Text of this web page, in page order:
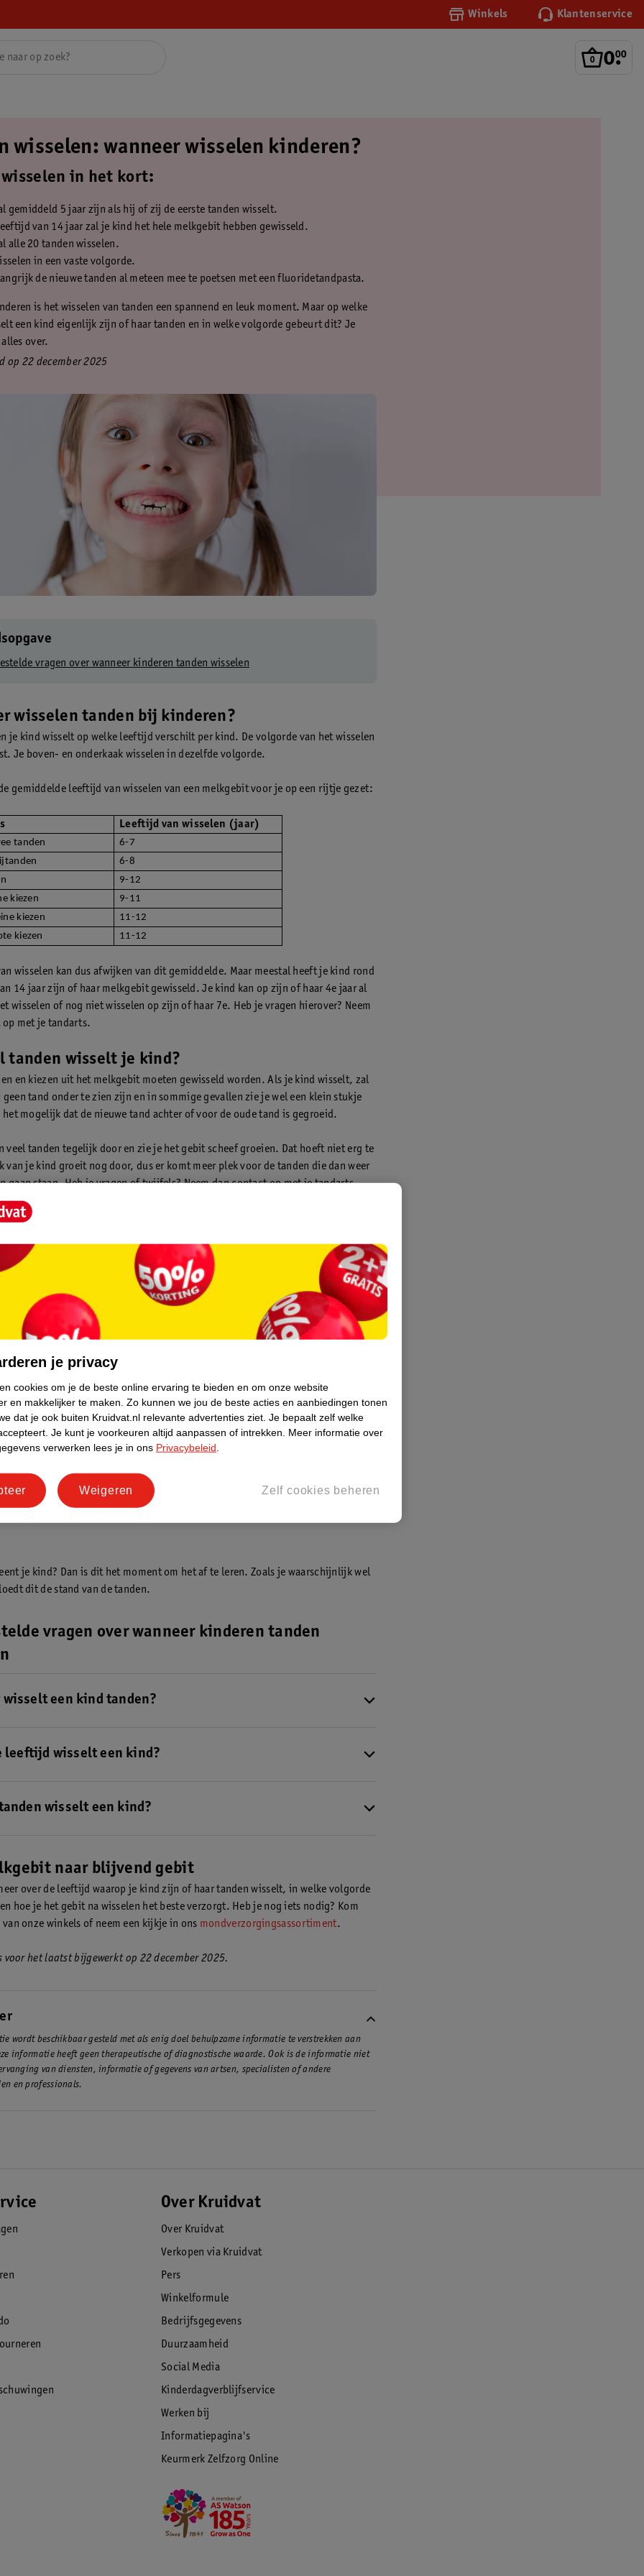
Winkels Klantenservice
0.
00
wisselen: wanneer wisselen kinderen?
wisselen in het kort:
gemiddeld 5 jaar zijn als hij of zij de eerste tanden wisselt.
van 14 jaar zal je kind het hele melkgebit hebben gewisseld.
alle 20 tanden wisselen.
in een vaste volgorde.
de nieuwe tanden al meteen mee te poetsen met een fluoridetandpasta.
is het wisselen van tanden een spannend en leuk moment. Maar op welke
een kind eigenlijk zijn of haar tanden en in welke volgorde gebeurt dit? Je
over.
op 22 december 2025
vragen over wanneer kinderen tanden wisselen
wisselen tanden bij kinderen?
je kind wisselt op welke leeftijd verschilt per kind. De volgorde van het wisselen
Je boven- en onderkaak wisselen in dezelfde volgorde.
gemiddelde leeftijd van wisselen van een melkgebit voor je op een rijtje gezet:
Leeftijd van wisselen (jaar)
tanden
6-7
6-8
9-12
kiezen
9-11
kiezen
11-12
kiezen
11-12
wisselen kan dus afwijken van dit gemiddelde. Maar meestal heeft je kind rond
14 jaar zijn of haar melkgebit gewisseld. Je kind kan op zijn of haar 4e jaar al
wisselen of nog niet wisselen op zijn of haar 7e. Heb je vragen hierover? Neem
op met je tandarts.
tanden wisselt je kind?
en kiezen uit het melkgebit moeten gewisseld worden. Als je kind wisselt, zal
geen tand onder te zien zijn en in sommige gevallen zie je wel een klein stukje
het mogelijk dat de nieuwe tand achter of voor de oude tand is gegroeid.
veel tanden tegelijk door en zie je het gebit scheef groeien. Dat hoeft niet erg te
van je kind groeit nog door, dus er komt meer plek voor de tanden die dan weer
gaan staan. Heb je vragen of twijfels? Neem dan contact op met je tandarts.
bij het wisselen
direct mee, hoe klein ze ook zijn. Het kan gevoelig zijn, maar het is belangrijk
en tanden mee te nemen.
daags poetsen met fluoride
de kans op gaatjes.Lees hier
Jaar tandpasta is bijvoorbeeld
voor kinderen met
Wil je het tandenpoetsen
maken? Ga dan voor een leuke
zoals bijvoorbeeld deJordan
6-9 Jaar Tandenborstel, de
Kids Power elektrische
of de blauwe variant.
je kind? Dan is dit het moment om het af te leren. Zoals je waarschijnlijk wel
dit de stand van de tanden.
vragen over wanneer kinderen tanden
wisselt een kind tanden?
leeftijd wisselt een kind?
wisselt een kind?
naar blijvend gebit
over de leeftijd waarop je kind zijn of haar tanden wisselt, in welke volgorde
hoe je het gebit na wisselen het beste verzorgt. Heb je nog iets nodig? Kom
van onze winkels of neem een kijkje in ons mondverzorgingsassortiment.
het laatst bijgewerkt op 22 december 2025.
wordt beschikbaar gesteld met als enig doel behulpzame informatie te verstrekken aan
informatie heeft geen therapeutische of diagnostische waarde. Ook is de informatie niet
van diensten, informatie of gegevens van artsen, specialisten of andere
en professionals.
Over Kruidvat
Over Kruidvat
Verkopen via Kruidvat
Pers
Winkelformule
Bedrijfsgegevens
Duurzaamheid
Social Media
Kinderdagverblijfservice
Werken bij
Informatiepagina's
Keurmerk Zelfzorg Online
je privacy
cookies om je de beste online ervaring te bieden en om onze website
en makkelijker te maken. Zo kunnen we jou de beste acties en aanbiedingen tonen
dat je ook buiten Kruidvat.nl relevante advertenties ziet. Je bepaalt zelf welke
Je kunt je voorkeuren altijd aanpassen of intrekken.
Meer informatie over
verwerken lees je in ons Privacybeleid
Zelf cookies beheren
Weigeren